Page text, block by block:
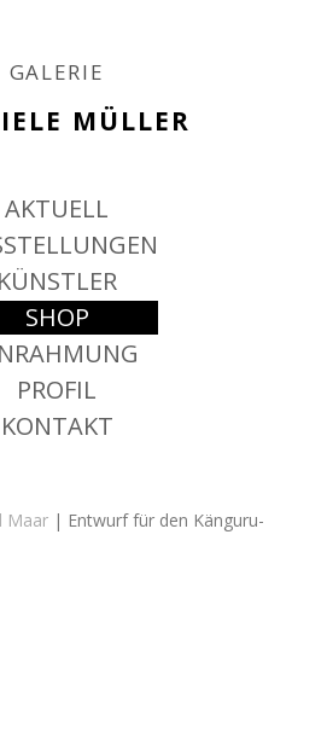
GALERIE
MÜLLER
Springe
zum
Inhalt
AKTUELL
KÜNSTLER
SHOP
PROFIL
KONTAKT
Maar | Entwurf für den Känguru-